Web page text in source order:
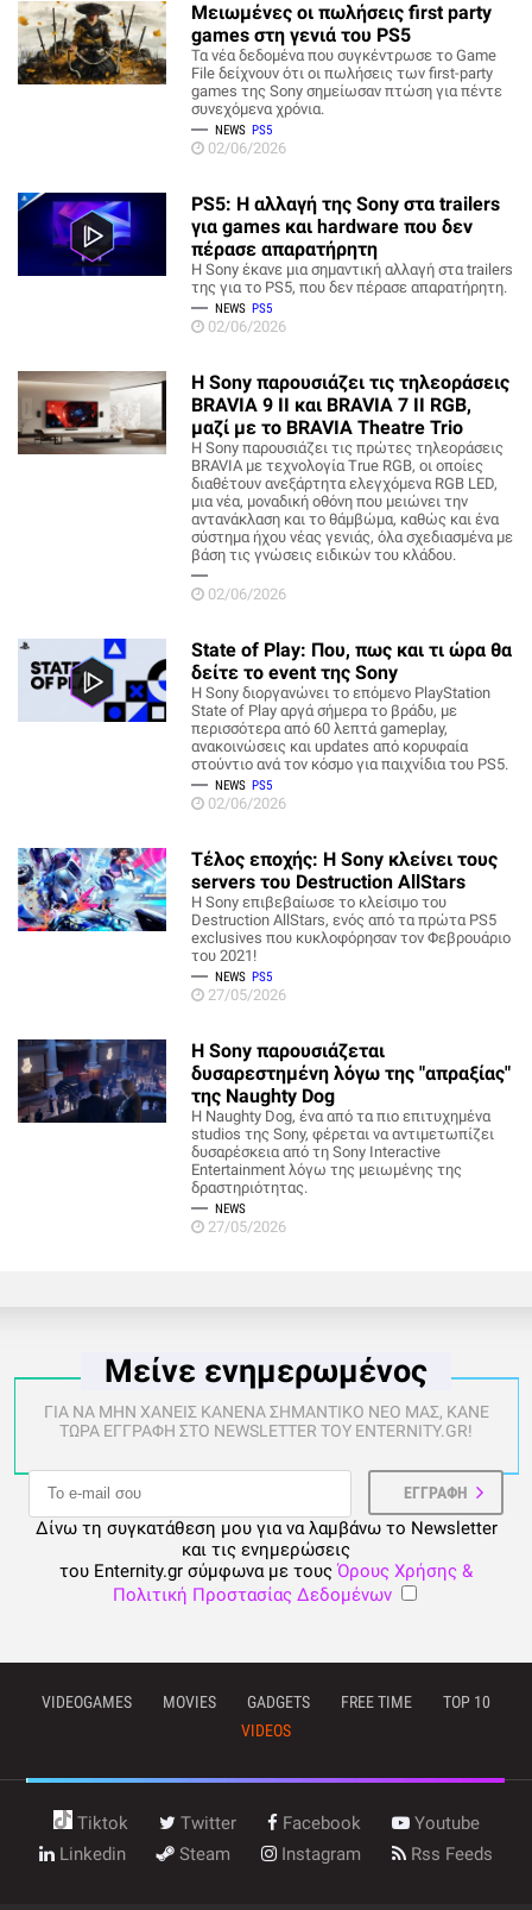
Μειωμένες οι πωλήσεις first party
games στη γενιά του PS5
Τα νέα δεδομένα που συγκέντρωσε το Game
File δείχνουν ότι οι πωλήσεις των first-party
games της Sony σημείωσαν πτώση για πέντε
συνεχόμενα χρόνια.
NEWS PS5
02/06/2026
PS5: Η αλλαγή της Sony στα trailers
για games και hardware που δεν
πέρασε απαρατήρητη
Η Sony έκανε μια σημαντική αλλαγή στα trailers
της για το PS5, που δεν πέρασε απαρατήρητη.
NEWS PS5
02/06/2026
Η Sony παρουσιάζει τις τηλεοράσεις
BRAVIA 9 II και BRAVIA 7 II RGB,
μαζί με το BRAVIA Theatre Trio
Η Sony παρουσιάζει τις πρώτες τηλεοράσεις
BRAVIA με τεχνολογία True RGB, οι οποίες
διαθέτουν ανεξάρτητα ελεγχόμενα RGB LED,
μια νέα, μοναδική οθόνη που μειώνει την
αντανάκλαση και το θάμβώμα, καθώς και ένα
σύστημα ήχου νέας γενιάς, όλα σχεδιασμένα με
βάση τις γνώσεις ειδικών του κλάδου.
02/06/2026
State of Play: Που, πως και τι ώρα θα
δείτε το event της Sony
Η Sony διοργανώνει το επόμενο PlayStation
State of Play αργά σήμερα το βράδυ, με
περισσότερα από 60 λεπτά gameplay,
ανακοινώσεις και updates από κορυφαία
στούντιο ανά τον κόσμο για παιχνίδια του PS5.
NEWS PS5
02/06/2026
Τέλος εποχής: Η Sony κλείνει τους
servers του Destruction AllStars
Η Sony επιβεβαίωσε το κλείσιμο του
Destruction AllStars, ενός από τα πρώτα PS5
exclusives που κυκλοφόρησαν τον Φεβρουάριο
του 2021!
NEWS PS5
27/05/2026
Η Sony παρουσιάζεται
δυσαρεστημένη λόγω της "απραξίας"
της Naughty Dog
Η Naughty Dog, ένα από τα πιο επιτυχημένα
studios της Sony, φέρεται να αντιμετωπίζει
δυσαρέσκεια από τη Sony Interactive
Entertainment λόγω της μειωμένης της
δραστηριότητας.
NEWS
27/05/2026
Μείνε ενημερωμένος
ΓΙΑ ΝΑ ΜΗΝ ΧΑΝΕΙΣ ΚΑΝΕΝΑ ΣΗΜΑΝΤΙΚΟ ΝΕΟ ΜΑΣ, ΚΑΝΕ
ΤΩΡΑ ΕΓΓΡΑΦΗ ΣΤΟ NEWSLETTER ΤΟΥ ENTERNITY.GR!
Δίνω τη συγκατάθεση μου για να λαμβάνω το Newsletter
και τις ενημερώσεις
του Enternity.gr σύμφωνα με τους Όρους Χρήσης &
Πολιτική Προστασίας Δεδομένων
VIDEOGAMES MOVIES GADGETS FREE TIME
TOP 10
VIDEOS
Tiktok Twitter Facebook
Youtube
Linkedin
Steam Instagram Rss Feeds